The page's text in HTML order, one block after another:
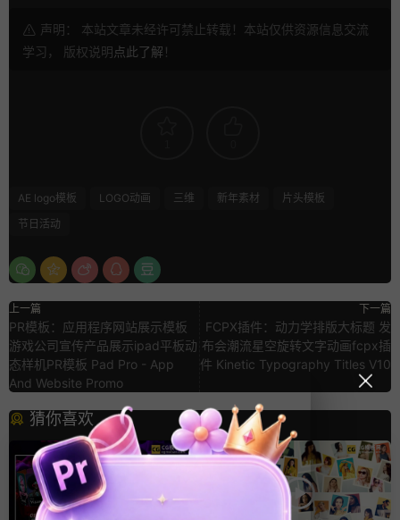
声明： 本站文章未经许可禁止转载！本站仅供资源信息交流
学习， 版权说明点此了解 ！
AE logo模板 LOGO动画 三维 新年素材
片头模板
节日活动
上一篇
PR模板：应用程序网站展示模板
游戏公司宣传产品展示ipad平板动
态样机PR模板 Pad Pro - App
And Website Promo
下一篇
FCPX插件：动力学排版大标题 发
布会潮流星空旋转文字动画fcpx插
件 Kinetic Typography Titles V10
猜你喜欢